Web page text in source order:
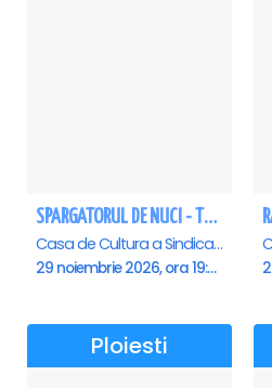
SPARGATORUL DE NUCI - Turneu National - Ploiesti
Casa de Cultura a Sindicatelor , Ploiesti
29 noiembrie 2026, ora 19:00
Ploiesti